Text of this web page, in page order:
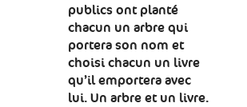
publics ont planté
chacun un arbre qui
portera son nom et
choisi chacun un livre
qu’il emportera avec
lui. Un arbre et un livre.